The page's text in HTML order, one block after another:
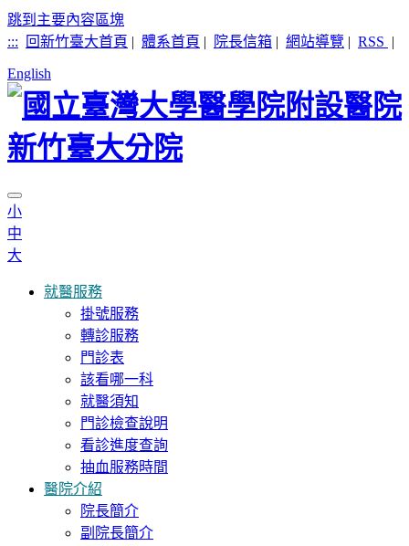
跳到主要內容區塊
:::
回新竹臺大首頁 | 體系首頁 | 院長信箱 | 網站導覽 | RSS |
English
小
中
大
就醫服務
掛號服務
轉診服務
門診表
該看哪一科
就醫須知
門診檢查說明
看診進度查詢
抽血服務時間
醫院介紹
院長簡介
副院長簡介